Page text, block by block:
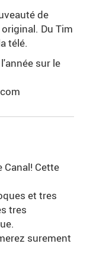
de
Du Tim
télé.
sur le
Cette
et tres
tres
surement